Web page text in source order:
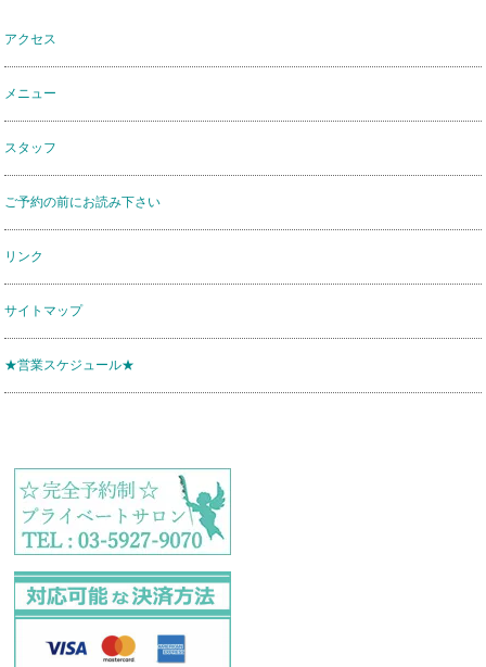
アクセス
メニュー
スタッフ
ご予約の前にお読み下さい
リンク
サイトマップ
★営業スケジュール★